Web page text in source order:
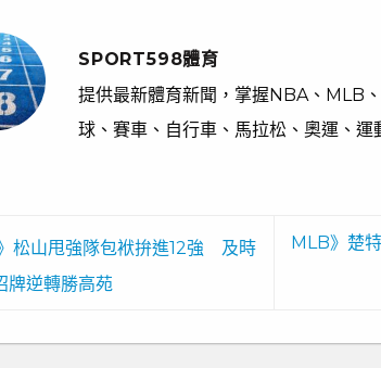
SPORT598體育
提供最新體育新聞，掌握NBA、MLB
球、賽車、自行車、馬拉松、奧運、運
松山甩強隊包袱拚進12強 及時
牌逆轉勝高苑
MLB》楚